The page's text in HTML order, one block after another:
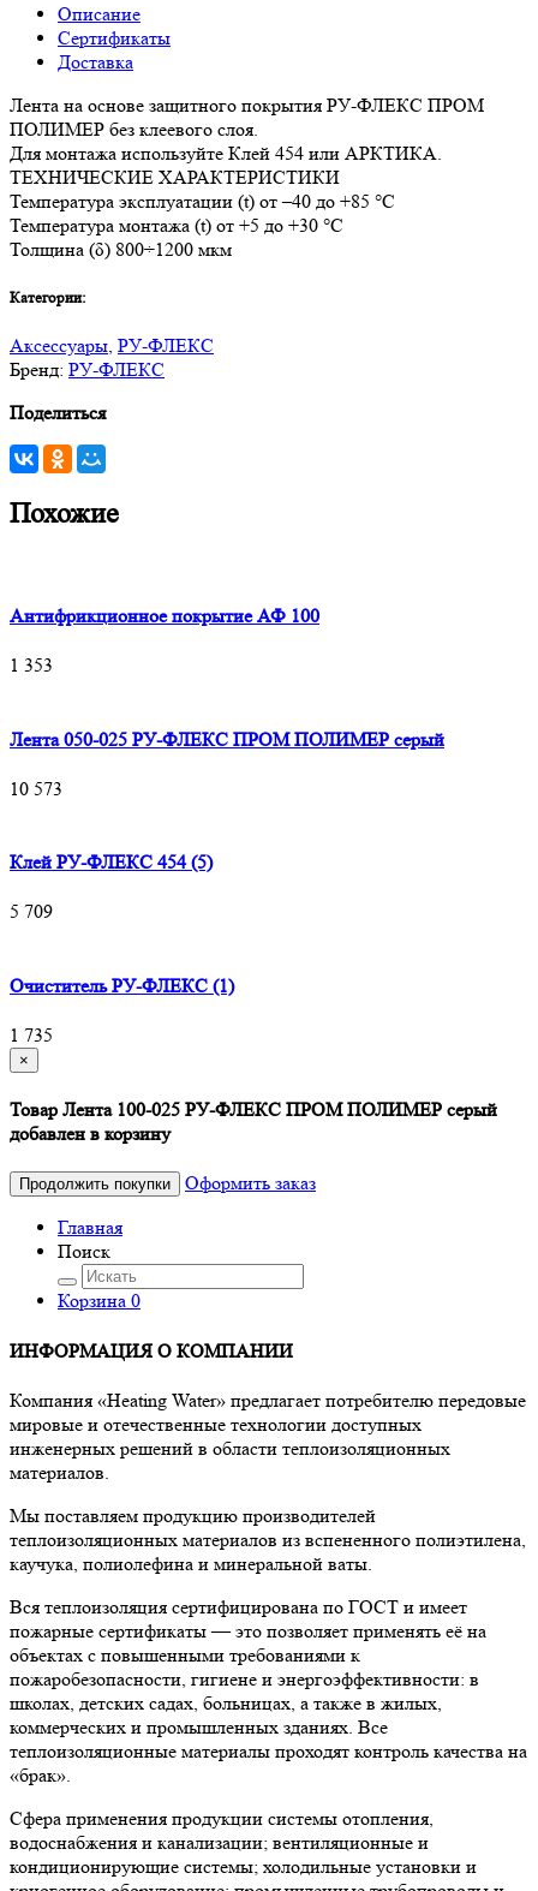
Описание
Сертификаты
Доставка
Лента на основе защитного покрытия РУ-ФЛЕКС ПРОМ
ПОЛИМЕР без клеевого слоя.
Для монтажа используйте Клей 454 или АРКТИКА.
ТЕХНИЧЕСКИЕ ХАРАКТЕРИСТИКИ
Температура эксплуатации (t) от –40 до +85 °С
Температура монтажа (t) от +5 до +30 °С
Толщина (δ) 800÷1200 мкм
Категории:
Аксессуары, РУ-ФЛЕКС
Бренд: РУ-ФЛЕКС
Поделиться
Похожие
Антифрикционное покрытие АФ 100
1 353
Лента 050-025 РУ-ФЛЕКС ПРОМ ПОЛИМЕР серый
10 573
Клей РУ-ФЛЕКС 454 (5)
5 709
Очиститель РУ-ФЛЕКС (1)
1 735
×
Товар Лента 100-025 РУ-ФЛЕКС ПРОМ ПОЛИМЕР серый
добавлен в корзину
Продолжить покупки
Оформить заказ
Главная
Поиск
Корзина 0
ИНФОРМАЦИЯ О КОМПАНИИ
Компания «Heating Water» предлагает потребителю передовые
мировые и отечественные технологии доступных
инженерных решений в области теплоизоляционных
материалов.
Мы поставляем продукцию производителей
теплоизоляционных материалов из вспененного полиэтилена,
каучука, полиолефина и минеральной ваты.
Вся теплоизоляция сертифицирована по ГОСТ и имеет
пожарные сертификаты — это позволяет применять её на
объектах с повышенными требованиями к
пожаробезопасности, гигиене и энергоэффективности: в
школах, детских садах, больницах, а также в жилых,
коммерческих и промышленных зданиях. Все
теплоизоляционные материалы проходят контроль качества на
«брак».
Сфера применения продукции системы отопления,
водоснабжения и канализации; вентиляционные и
кондиционирующие системы; холодильные установки и